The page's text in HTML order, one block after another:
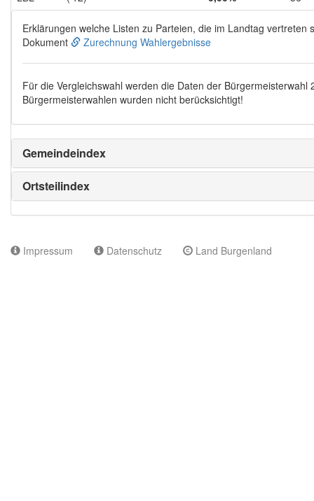
Erklärungen welche Listen zu Parteien, die im Landtag vertreten
Dokument
Zurechnung Wahlergebnisse
Für die Vergleichswahl werden die Daten der Bürgermeisterwahl
Bürgermeisterwahlen wurden nicht berücksichtigt!
Gemeindeindex
Ortsteilindex
Impressum Datenschutz Land Burgenland